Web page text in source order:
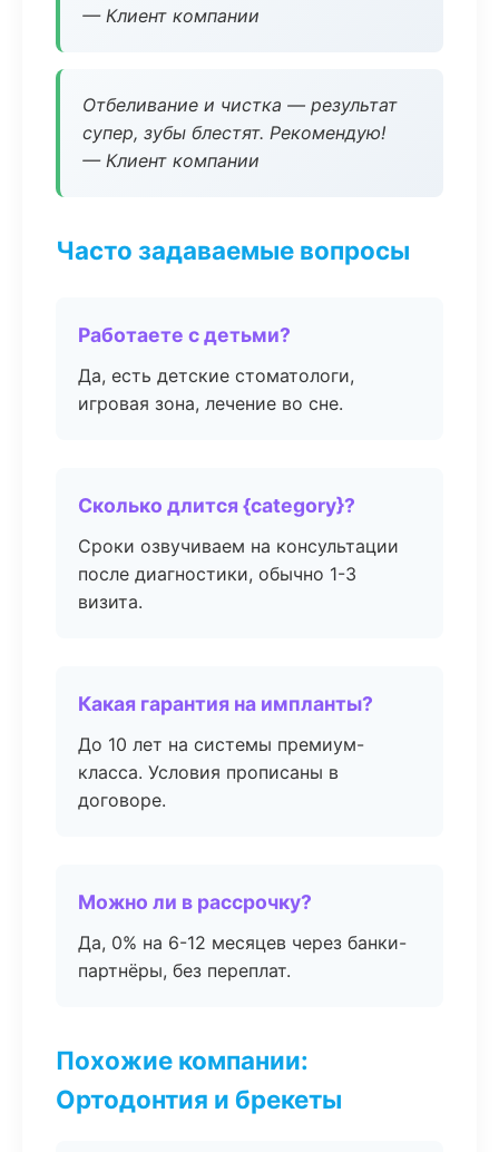
— Клиент компании
Отбеливание и чистка — результат
супер, зубы блестят. Рекомендую!
— Клиент компании
Часто задаваемые вопросы
Работаете с детьми?
Да, есть детские стоматологи,
игровая зона, лечение во сне.
Сколько длится {category}?
Сроки озвучиваем на консультации
после диагностики, обычно 1-3
визита.
Какая гарантия на импланты?
До 10 лет на системы премиум-
класса. Условия прописаны в
договоре.
Можно ли в рассрочку?
Да, 0% на 6-12 месяцев через банки-
партнёры, без переплат.
Похожие компании:
Ортодонтия и брекеты